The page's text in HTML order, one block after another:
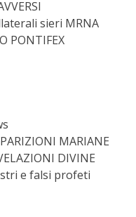
sieri MRNA
PONTIFEX
MARIANE
DIVINE
e falsi profeti